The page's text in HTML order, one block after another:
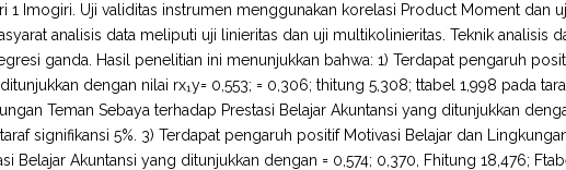
1 Imogiri. Uji validitas instrumen menggunakan korelasi Product Moment dan
analisis data meliputi uji linieritas dan uji multikolinieritas. Teknik analisis
ganda. Hasil penelitian ini menunjukkan bahwa: 1) Terdapat pengaruh
dengan nilai rx₁y= 0,553; = 0,306; thitung 5,308; ttabel 1,998 pada
Teman Sebaya terhadap Prestasi Belajar Akuntansi yang ditunjukkan
signifikansi 5%. 3) Terdapat pengaruh positif Motivasi Belajar dan
Belajar Akuntansi yang ditunjukkan dengan = 0,574; 0,370, Fhitung 18,476;